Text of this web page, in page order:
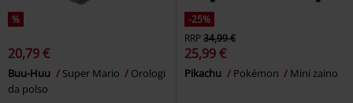
%
20,79 €
Buu-Huu Super Mario
Orologi
da polso
-25%
RRP34,99 €
25,99 €
Pikachu Pokémon Mini zaino